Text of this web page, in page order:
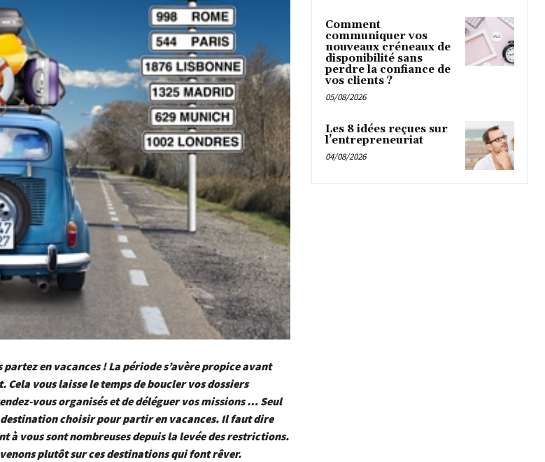
partez en vacances ! La période s’avère propice avant
Cela vous laisse le temps de boucler vos dossiers
vous organisés et de déléguer vos missions … Seul
destination choisir pour partir en vacances. Il faut dire
à vous sont nombreuses depuis la levée des restrictions.
plutôt sur ces destinations qui font rêver.
Comment
communiquer vos
nouveaux créneaux de
disponibilité sans
perdre la confiance de
vos clients ?
05/08/2026
Les 8 idées reçues sur
l’entrepreneuriat
04/08/2026